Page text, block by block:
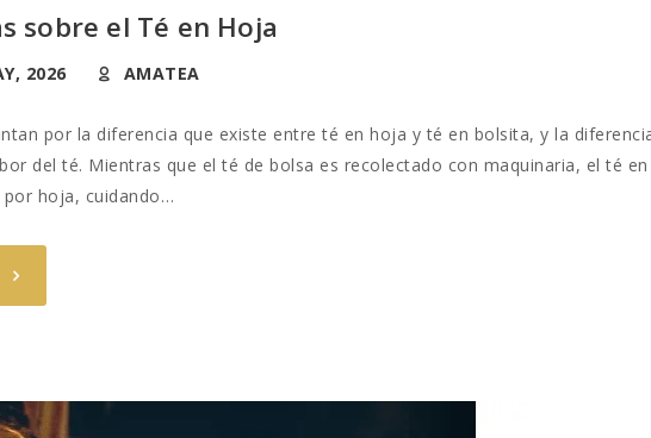
sobre el Té en Hoja
2026 AMATEA
por la diferencia que existe entre té en hoja y té en bolsita, y la
del té. Mientras que el té de bolsa es recolectado con maquinaria, el té
hoja, cuidando…